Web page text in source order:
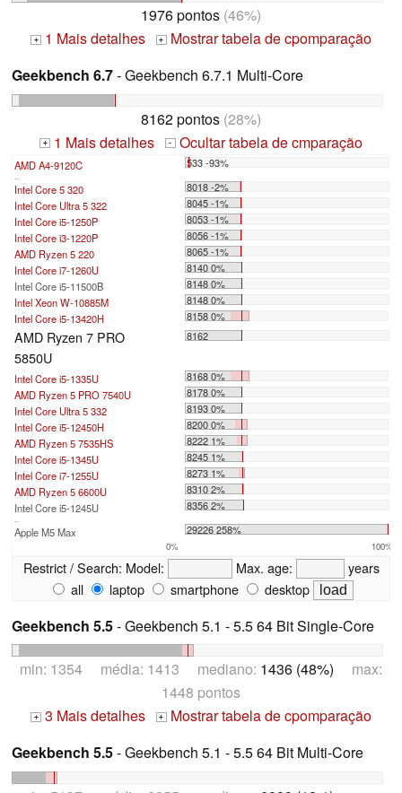
1976 pontos (46%)
+ 1 Mais detalhes + Mostrar tabela de cpomparação
Geekbench 6.7- Geekbench 6.7.1 Multi-Core
8162 pontos (28%)
+ 1 Mais detalhes - Ocultar tabela de cmparação
AMD A4-9120C 533 -93%
Intel Core 5 320
8018 -2%
Intel Core Ultra 5 322
8045 -1%
Intel Core i5-1250P
8053 -1%
Intel Core i3-1220P
8056 -1%
AMD Ryzen 5 220
8065 -1%
Intel Core i7-1260U
8140 0%
Intel Core i5-11500B
8148 0%
Intel Xeon W-10885M
8148 0%
Intel Core i5-13420H
8158 0%
AMD Ryzen 7 PRO
5850U
8162
Intel Core i5-1335U
8168 0%
AMD Ryzen 5 PRO 7540U
8178 0%
Intel Core Ultra 5 332
8193 0%
Intel Core i5-12450H
8200 0%
AMD Ryzen 5 7535HS
8222 1%
Intel Core i5-1345U
8245 1%
Intel Core i7-1255U
8273 1%
AMD Ryzen 5 6600U
8310 2%
Intel Core i5-1245U
8356 2%
Apple M5 Max 29226 258%
0% 100%
Restrict / Search: Model: Max. age:
years
all
laptop smartphone desktop
Geekbench 5.5- Geekbench 5.1 - 5.5 64 Bit Single-Core
min: 1354 média: 1413 mediano: 1436 (48%) max:
1448 pontos
+ 3 Mais detalhes + Mostrar tabela de cpomparação
Geekbench 5.5- Geekbench 5.1 - 5.5 64 Bit Multi-Core